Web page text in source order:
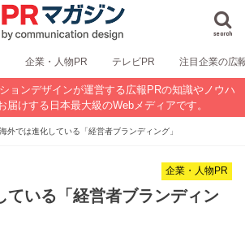
search
企業・人物PR テレビPR 注目企業の広
ョンデザインが運営する広報PRの知識やノウハ
届けする日本最大級のWebメディアです。
海外では進化している「経営者ブランディング」
企業・人物PR
ている「経営者ブランディン